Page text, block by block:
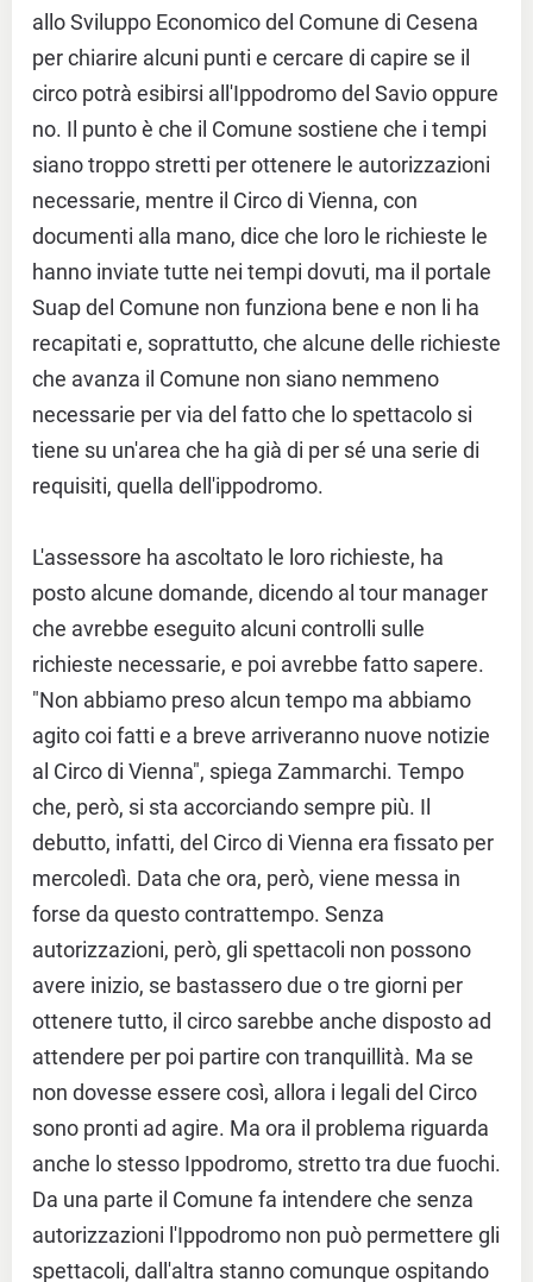
allo Sviluppo Economico del Comune di Cesena
per chiarire alcuni punti e cercare di capire se il
circo potrà esibirsi all'Ippodromo del Savio oppure
no. Il punto è che il Comune sostiene che i tempi
siano troppo stretti per ottenere le autorizzazioni
necessarie, mentre il Circo di Vienna, con
documenti alla mano, dice che loro le richieste le
hanno inviate tutte nei tempi dovuti, ma il portale
Suap del Comune non funziona bene e non li ha
recapitati e, soprattutto, che alcune delle richieste
che avanza il Comune non siano nemmeno
necessarie per via del fatto che lo spettacolo si
tiene su un'area che ha già di per sé una serie di
requisiti, quella dell'ippodromo.
L'assessore ha ascoltato le loro richieste, ha
posto alcune domande, dicendo al tour manager
che avrebbe eseguito alcuni controlli sulle
richieste necessarie, e poi avrebbe fatto sapere.
"Non abbiamo preso alcun tempo ma abbiamo
agito coi fatti e a breve arriveranno nuove notizie
al Circo di Vienna", spiega Zammarchi. Tempo
che, però, si sta accorciando sempre più. Il
debutto, infatti, del Circo di Vienna era fissato per
mercoledì. Data che ora, però, viene messa in
forse da questo contrattempo. Senza
autorizzazioni, però, gli spettacoli non possono
avere inizio, se bastassero due o tre giorni per
ottenere tutto, il circo sarebbe anche disposto ad
attendere per poi partire con tranquillità. Ma se
non dovesse essere così, allora i legali del Circo
sono pronti ad agire. Ma ora il problema riguarda
anche lo stesso Ippodromo, stretto tra due fuochi.
Da una parte il Comune fa intendere che senza
autorizzazioni l'Ippodromo non può permettere gli
spettacoli, dall'altra stanno comunque ospitando